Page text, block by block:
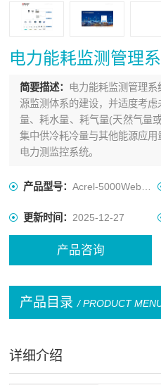
电力能耗监测管理
简要描述：
电力能耗监测管理
源监测体系的建设，并适度考
量、耗水量、耗气量(天然气量
集中供冷耗冷量与其他能源应
电力测监控系统。
产品型号：Acrel-5000Web标准版
更新时间：2025-12-27
产品咨询
产品目录 / PRODUCT
详细介绍